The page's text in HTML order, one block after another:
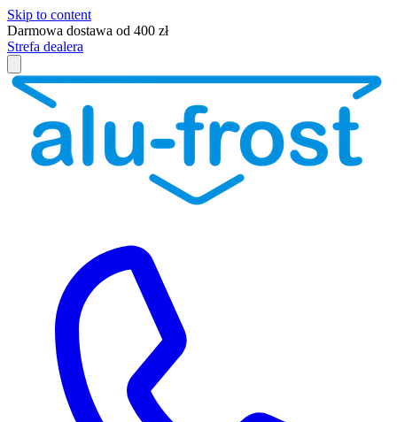
Skip to content
Darmowa dostawa od 400 zł
Strefa dealera